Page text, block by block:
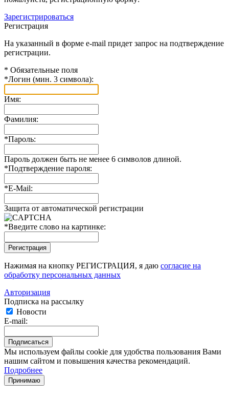
Зарегистрироваться
Регистрация
На указанный в форме e-mail придет запрос на подтверждение
регистрации.
* Обязательные поля
*Логин (мин. 3 символа):
Имя:
Фамилия:
*Пароль:
Пароль должен быть не менее 6 символов длиной.
*Подтверждение пароля:
*E-Mail:
Защита от автоматической регистрации
*Введите слово на картинке:
Нажимая на кнопку РЕГИСТРАЦИЯ, я даю согласие на
обработку персональных данных
Авторизация
Подписка на рассылку
Новости
E-mail:
Мы используем файлы cookie для удобства пользования Вами
нашим сайтом и повышения качества рекомендаций.
Подробнее
Принимаю